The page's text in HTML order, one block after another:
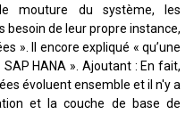
mouture du système, les
besoin de leur propre instance,
». Il encore expliqué « qu’une
HANA ». Ajoutant : En fait,
évoluent ensemble et il n'y a
et la couche de base de